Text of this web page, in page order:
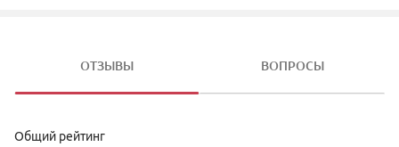
ОТЗЫВЫ ВОПРОСЫ
Общий рейтинг